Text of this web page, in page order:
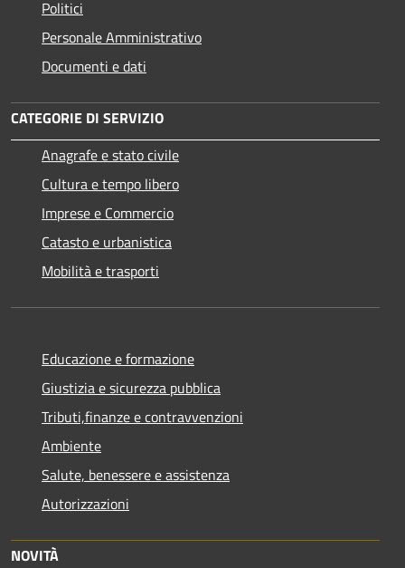
Politici
Personale Amministrativo
Documenti e dati
CATEGORIE DI SERVIZIO
Anagrafe e stato civile
Cultura e tempo libero
Imprese e Commercio
Catasto e urbanistica
Mobilità e trasporti
Educazione e formazione
Giustizia e sicurezza pubblica
Tributi,finanze e contravvenzioni
Ambiente
Salute, benessere e assistenza
Autorizzazioni
NOVITÀ